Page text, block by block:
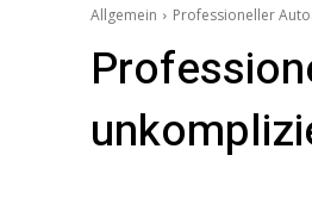
Allgemein Professioneller